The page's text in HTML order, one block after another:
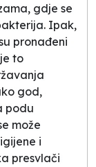
gdje se
Ipak,
pronađeni
to
god,
podu
može
i
presvlači